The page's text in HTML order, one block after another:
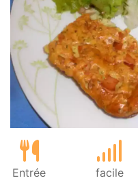
Entrée facile